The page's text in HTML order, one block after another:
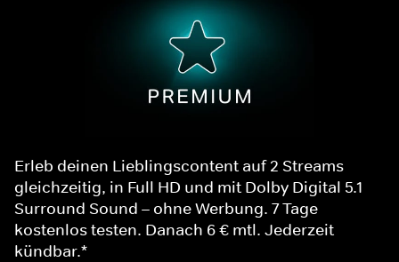
Erleb deinen Lieblingscontent auf 2 Streams
gleichzeitig, in Full HD und mit Dolby Digital 5.1
Surround Sound – ohne Werbung. 7 Tage
kostenlos testen. Danach 6 € mtl. Jederzeit
kündbar.*